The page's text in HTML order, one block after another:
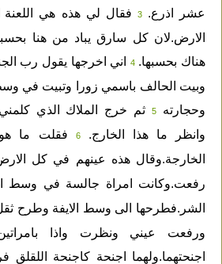
عشر اذرع.
3فقال لي هذه هي
الارض.لان كل سارق يباد من هنا
هناك بحسبها. 4اني اخرجها يقول رب
وبيت الحالف باسمي زورا وتبيت في
وحجارته
5ثم خرج الملاك الذي
وانظر ما هذا الخارج.
6فقلت ما
الخارجة.وقال هذه عينهم في كل
رفعت.وكانت امراة جالسة في وسط
الشر.فطرحها الى وسط الايفة وطرح
ورفعت عيني ونظرت واذا
اجنحتهما.ولهما اجنحة كاجنحة اللقلق